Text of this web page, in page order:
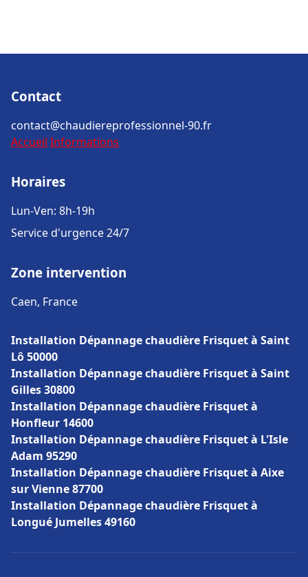
Contact
contact@chaudiereprofessionnel-90.fr
Accueil Informations
Horaires
Lun-Ven: 8h-19h
Service d'urgence 24/7
Zone intervention
Caen, France
Installation Dépannage chaudière Frisquet à Saint
Lô 50000
Installation Dépannage chaudière Frisquet à Saint
Gilles 30800
Installation Dépannage chaudière Frisquet à
Honfleur 14600
Installation Dépannage chaudière Frisquet à L'Isle
Adam 95290
Installation Dépannage chaudière Frisquet à Aixe
sur Vienne 87700
Installation Dépannage chaudière Frisquet à
Longué Jumelles 49160